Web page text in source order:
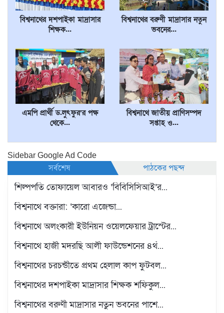
বিশ্বনাথের দশপাইকা মাদ্রাসার
শিক্ষক...
বিশ্বনাথের বরুণী মাদ্রাসার নতুন
ভবনের...
এমপি প্রার্থী ড.লুৎফুর’র পক্ষ
থেকে...
বিশ্বনাথে জাতীয় প্রাণিসম্পদ
সপ্তাহ ও...
Sidebar Google Ad Code
সর্বশেষ
পাঠকের পছন্দ
শিল্পপতি তোফায়েল আবারও ‘বিবিসিসিআই’র...
বিশ্বনাথে বক্তারা: ‘কারো এজেন্ডা...
বিশ্বনাথে অলংকারী ইউনিয়ন ওয়েলফেয়ার ট্রাস্টের...
বিশ্বনাথে হাজী মদরছি আলী ফাউন্ডেশনের ৪র্থ...
বিশ্বনাথের চরচন্ডীতে প্রথম হেলাল কাপ ফুটবল...
বিশ্বনাথের দশপাইকা মাদ্রাসার শিক্ষক শফিকুল...
বিশ্বনাথের বরুণী মাদ্রাসার নতুন ভবনের পাশে...